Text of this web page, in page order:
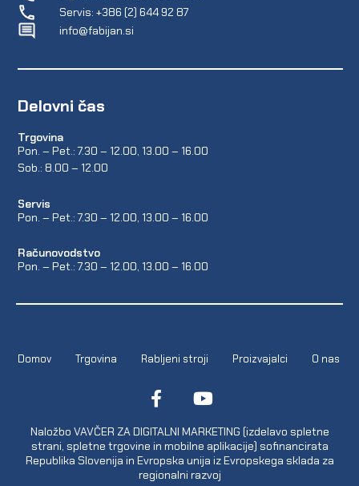
Servis: +386 (2) 644 92 87
info@fabijan.si
Delovni čas
Trgovina
Pon. – Pet.: 7.30 – 12.00, 13.00 – 16.00
Sob.: 8.00 – 12.00
Servis
Pon. – Pet.: 7.30 – 12.00, 13.00 – 16.00
Računovodstvo
Pon. – Pet.: 7.30 – 12.00, 13.00 – 16.00
Domov Trgovina Rabljeni stroji Proizvajalci O nas
Naložbo VAVČER ZA DIGITALNI MARKETING (izdelavo spletne
strani, spletne trgovine in mobilne aplikacije) sofinancirata
Republika Slovenija in Evropska unija iz Evropskega sklada za
regionalni razvoj